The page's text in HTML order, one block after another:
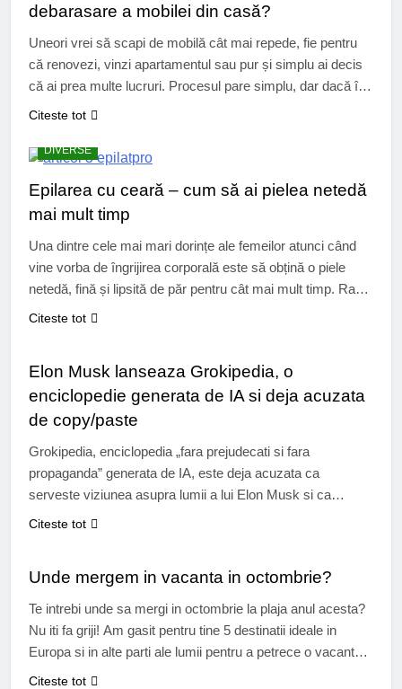
debarasare a mobilei din casă?
Uneori vrei să scapi de mobilă cât mai repede, fie pentru
că renovezi, vinzi apartamentul sau pur și simplu ai decis
că ai prea multe lucruri. Procesul pare simplu, dar dacă îl
faci haotic, poate deveni obositor și costisitor. De aceea,
reduc riscurile și…
Citeste tot
DIVERSE
Epilarea cu ceară – cum să ai pielea netedă
mai mult timp
Una dintre cele mai mari dorințe ale femeilor atunci când
vine vorba de îngrijirea corporală este să obțină o piele
netedă, fină și lipsită de păr pentru cât mai mult timp. Rasul
sau cremele depilatoare oferă rezultate rapide, însă firele
Citeste tot
Elon Musk lanseaza Grokipedia, o
enciclopedie generata de IA si deja acuzata
de copy/paste
Grokipedia, enciclopedia „fara prejudecati si fara
propaganda” generata de IA, este deja acuzata ca
serveste viziunea asupra lumii a lui Elon Musk si ca
jefuieste continutul celui pe care il critica. Elon Musk
considerand ca Wikipedia nu…
Citeste tot
Unde mergem in vacanta in octombrie?
Te intrebi unde sa mergi in octombrie la plaja anul acesta?
Nu iti fa griji! Am gasit pentru tine 5 destinatii ideale in
Europa si in alte parti ale lumii pentru a petrece o vacanta
superba in aceasta toamna. Luna octombrie este
Citeste tot